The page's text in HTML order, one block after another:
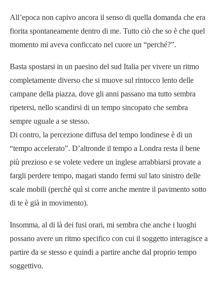
All’epoca non capivo ancora il senso di quella domanda che era
fiorita spontaneamente dentro di me. Tutto ciò che so è che quel
momento mi aveva conficcato nel cuore un “perché?”.
Basta spostarsi in un paesino del sud Italia per vivere un ritmo
completamente diverso che si muove sul rintocco lento delle
campane della piazza, dove gli anni passano ma tutto sembra
ripetersi, nello scandirsi di un tempo sincopato che sembra
sempre uguale a se stesso.
Di contro, la percezione diffusa del tempo londinese è di un
“tempo accelerato”. D’altronde il tempo a Londra resta il bene
più prezioso e se volete vedere un inglese arrabbiarsi provate a
fargli perdere tempo, magari stando fermi sul lato sinistro delle
scale mobili (perchè quì si corre anche mentre il pavimento sotto
di te è già in movimento).
Insomma, al di là dei fusi orari, mi sembra che anche i luoghi
possano avere un ritmo specifico con cui il soggetto interagisce a
partire da se stesso e quindi a partire anche dal proprio tempo
soggettivo.